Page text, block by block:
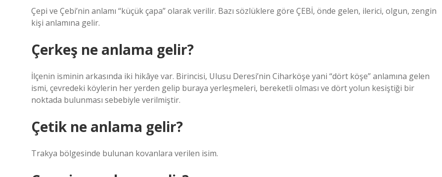
Çepi ve Çebi’nin anlamı “küçük çapa” olarak verilir. Bazı sözlüklere göre ÇEBİ, önde gelen, ilerici, olgun, zengin
kişi anlamına gelir.
Çerkeş ne anlama gelir?
İlçenin isminin arkasında iki hikâye var. Birincisi, Ulusu Deresi’nin Ciharköşe yani “dört köşe” anlamına gelen
ismi, çevredeki köylerin her yerden gelip buraya yerleşmeleri, bereketli olması ve dört yolun kesiştiği bir
noktada bulunması sebebiyle verilmiştir.
Çetik ne anlama gelir?
Trakya bölgesinde bulunan kovanlara verilen isim.